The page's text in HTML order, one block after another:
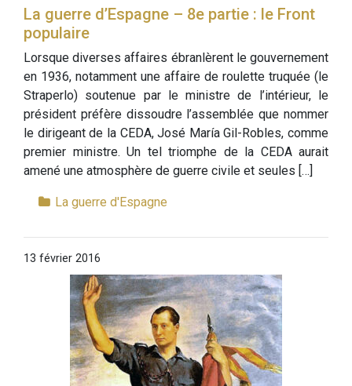
La guerre d’Espagne – 8e partie : le Front
populaire
Lorsque diverses affaires ébranlèrent le gouvernement
en 1936, notamment une affaire de roulette truquée (le
Straperlo) soutenue par le ministre de l’intérieur, le
président préfère dissoudre l’assemblée que nommer
le dirigeant de la CEDA, José María Gil-Robles, comme
premier ministre. Un tel triomphe de la CEDA aurait
amené une atmosphère de guerre civile et seules […]
La guerre d'Espagne
13 février 2016